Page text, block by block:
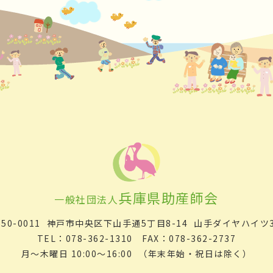
一般社団法人 兵庫県助産師会
0011 神戸市中央区下山手通5丁目8-14 山手ダイヤハイ
TEL：078-362-1310 FAX：078-362-2737
月～木曜日 10:00～16:00
（年末年始・祝日は除く）